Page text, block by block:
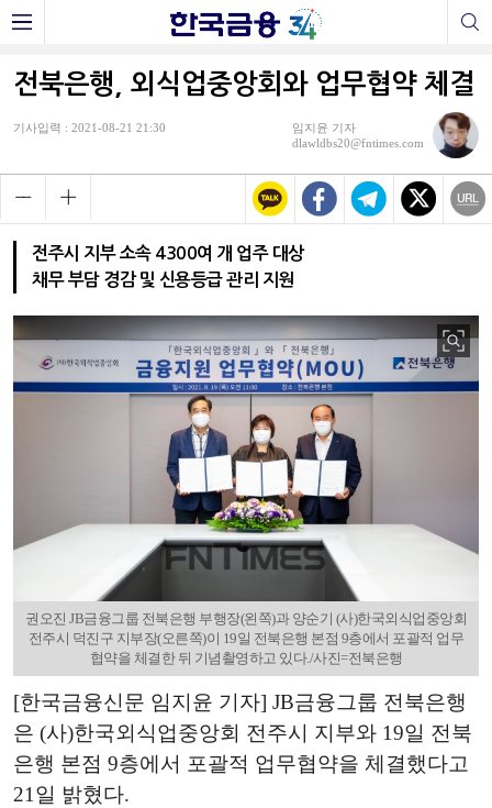
전북은행, 외식업중앙회와 업무협약 체결
기사입력 : 2021-08-21 21:30
임지윤 기자
dlawldbs20@fntimes.com
전주시 지부 소속 4300여 개 업주 대상
채무 부담 경감 및 신용등급 관리 지원
권오진 JB금융그룹 전북은행 부행장(왼쪽)과 양순기 (사)한국외식업중앙회
전주시 덕진구 지부장(오른쪽)이 19일 전북은행 본점 9층에서 포괄적 업무
협약을 체결한 뒤 기념촬영하고 있다./사진=전북은행
[한국금융신문 임지윤 기자] JB금융그룹 전북은행
은 (사)한국외식업중앙회 전주시 지부와 19일 전북
은행 본점 9층에서 포괄적 업무협약을 체결했다고
21일 밝혔다.